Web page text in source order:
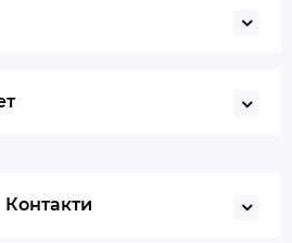
Контакти